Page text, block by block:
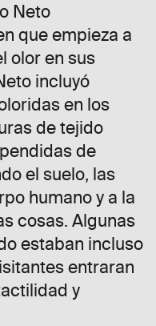
Neto
que empieza a
olor en sus
incluyó
en los
de tejido
de
el suelo, las
humano y a la
cosas. Algunas
estaban incluso
entraran
y